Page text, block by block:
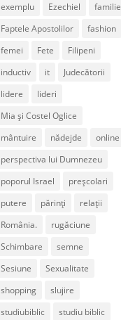
exemplu
Ezechiel
familie
Faptele Apostolilor
fashion
femei
Fete
Filipeni
inductiv
it
Judecătorii
lidere
lideri
Mia și Costel Oglice
mântuire
nădejde
online
perspectiva lui Dumnezeu
poporul Israel
preșcolari
putere
părinți
relații
România.
rugăciune
Schimbare
semne
Sesiune
Sexualitate
shopping
slujire
studiubiblic
studiu biblic